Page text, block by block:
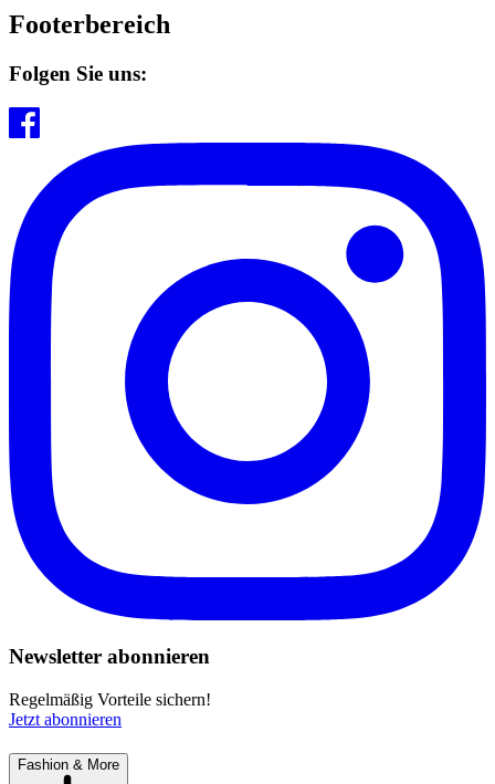
Footerbereich
Folgen Sie uns:
Newsletter abonnieren
Regelmäßig Vorteile sichern!
Jetzt abonnieren
Fashion & More